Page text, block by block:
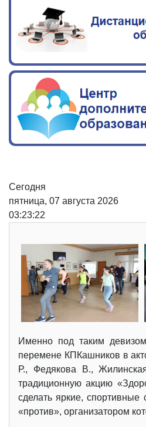
Одна из основных
Сегодня
пятница, 07 августа 2026
03:23:23
Именно под таким
перемене КПКашников в
Р., Федякова В.,
традиционную акцию
сделать яркие,
«против», организатором